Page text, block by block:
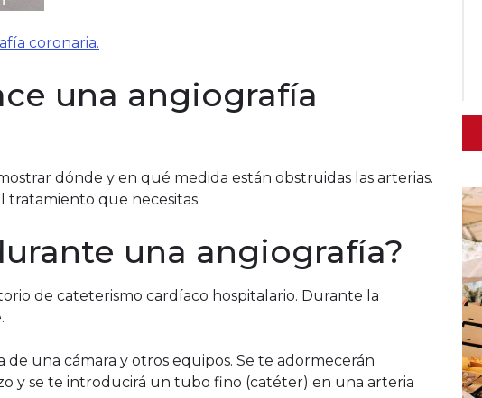
coronaria.
una angiografía
dónde y en qué medida están obstruidas las arterias.
tratamiento que necesitas.
una angiografía?
de cateterismo cardíaco hospitalario. Durante la
de una cámara y otros equipos. Se te adormecerán
y se te introducirá un tubo fino (catéter) en una arteria